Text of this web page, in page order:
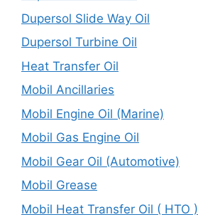
Dupersol Slide Way Oil
Dupersol Turbine Oil
Heat Transfer Oil
Mobil Ancillaries
Mobil Engine Oil (Marine)
Mobil Gas Engine Oil
Mobil Gear Oil (Automotive)
Mobil Grease
Mobil Heat Transfer Oil ( HTO )